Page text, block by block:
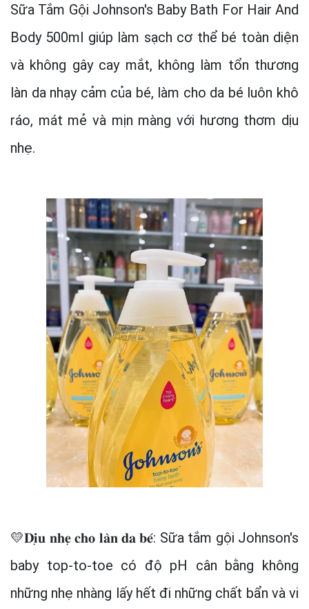
Sữa Tắm Gội Johnson's Baby Bath For Hair And
Body 500ml giúp làm sạch cơ thể bé toàn diện
và không gây cay mắt, không làm tổn thương
làn da nhạy cảm của bé, làm cho da bé luôn khô
ráo, mát mẻ và mịn màng với hương thơm dịu
nhẹ.
💛𝐃𝐢̣𝐮 𝐧𝐡𝐞̣ 𝐜𝐡𝐨 𝐥𝐚̀𝐧 𝐝𝐚 𝐛𝐞́: Sữa tắm gội Johnson's
baby top-to-toe có độ pH cân bằng không
những nhẹ nhàng lấy hết đi những chất bẩn và vi